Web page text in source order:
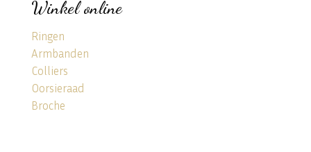
Winkel online
Ringen
Armbanden
Colliers
Oorsieraad
Broche